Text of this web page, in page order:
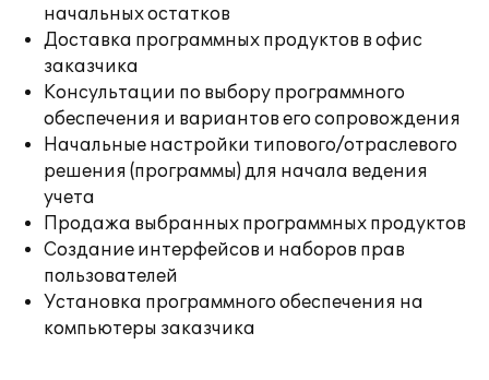
начальных остатков
Доставка программных продуктов в офис
заказчика
Консультации по выбору программного
обеспечения и вариантов его сопровождения
Начальные настройки типового/отраслевого
решения (программы) для начала ведения
учета
Продажа выбранных программных продуктов
Создание интерфейсов и наборов прав
пользователей
Установка программного обеспечения на
компьютеры заказчика